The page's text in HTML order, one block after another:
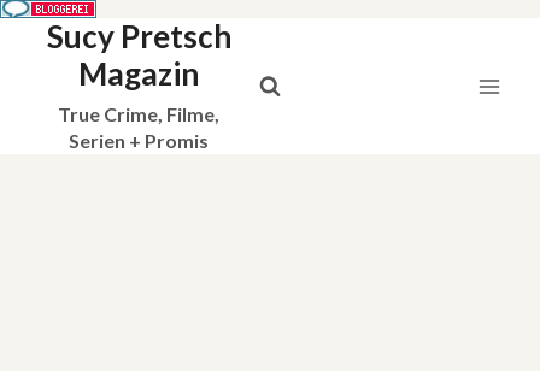
Sucy Pretsch
Magazin
True Crime, Filme,
Serien + Promis